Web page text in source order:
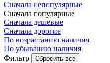
Сначала непопулярные
Сначала популярные
Сначала дешевые
Сначала дорогие
По возрастанию наличия
По убыванию наличия
Фильтр
Сбросить все